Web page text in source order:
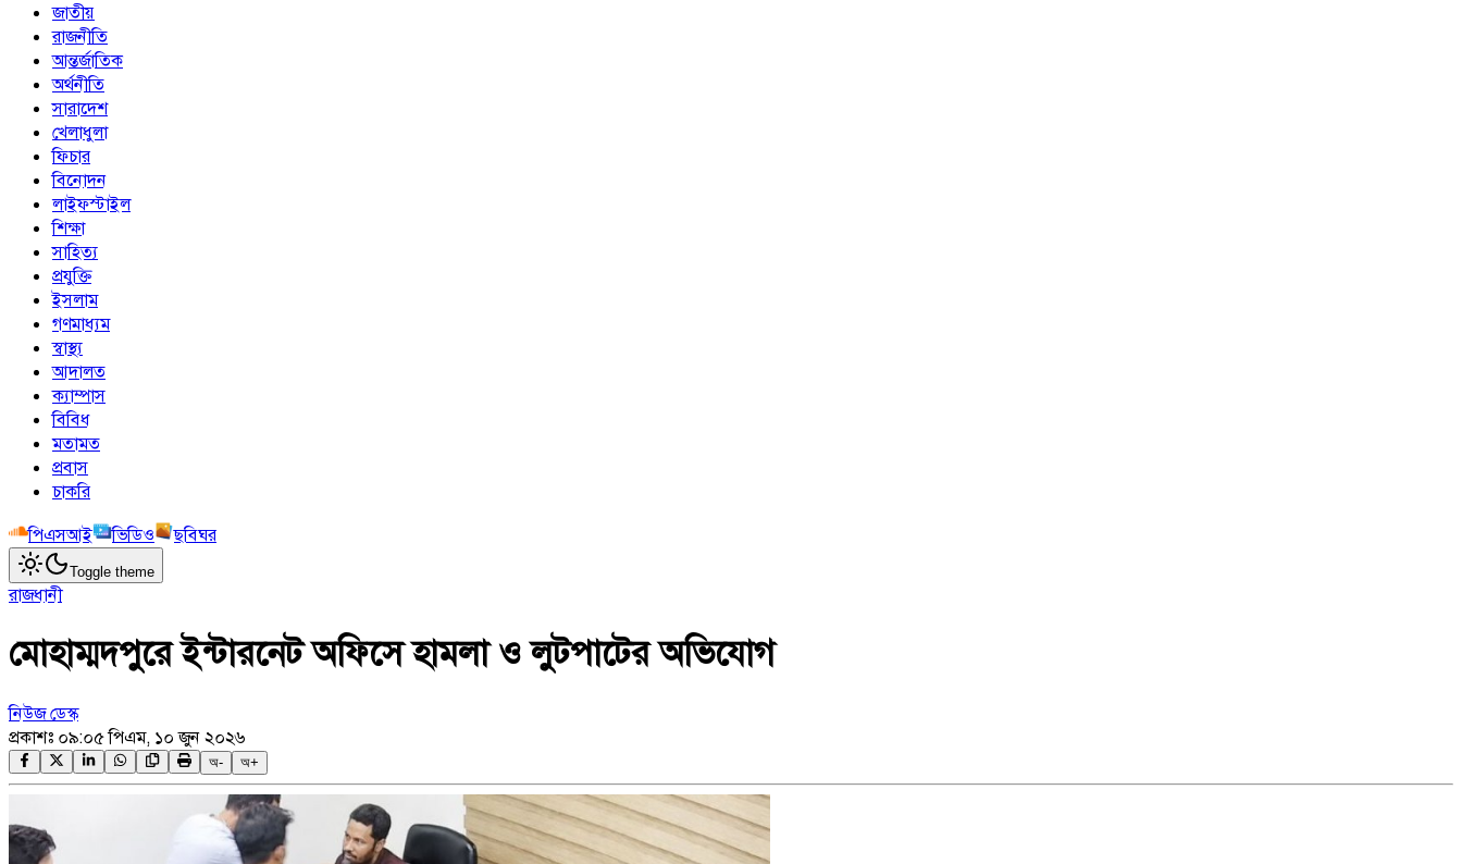
জাতীয়
রাজনীতি
আন্তর্জাতিক
অর্থনীতি
সারাদেশ
খেলাধুলা
ফিচার
বিনোদন
লাইফস্টাইল
শিক্ষা
সাহিত্য
প্রযুক্তি
ইসলাম
গণমাধ্যম
স্বাস্থ্য
আদালত
ক্যাম্পাস
বিবিধ
মতামত
প্রবাস
চাকরি
পিএসআই
ভিডিও ছবিঘর
Toggle theme
রাজধানী
মোহাম্মদপুরে ইন্টারনেট অফিসে হামলা ও লুটপাটের অভিযোগ
নিউজ ডেস্ক
প্রকাশঃ ০৯:০৫ পিএম, ১০ জুন ২০২৬
অ- অ+